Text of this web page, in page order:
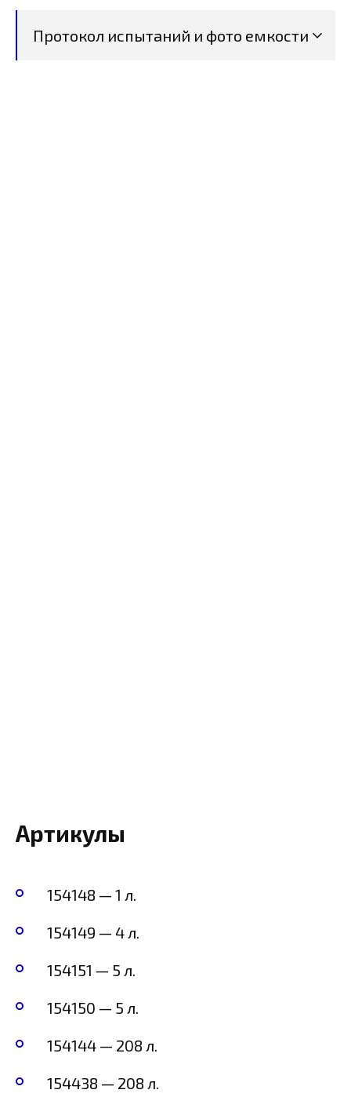
Протокол испытаний и фото емкости
Артикулы
154148 — 1 л.
154149 — 4 л.
154151 — 5 л.
154150 — 5 л.
154144 — 208 л.
154438 — 208 л.